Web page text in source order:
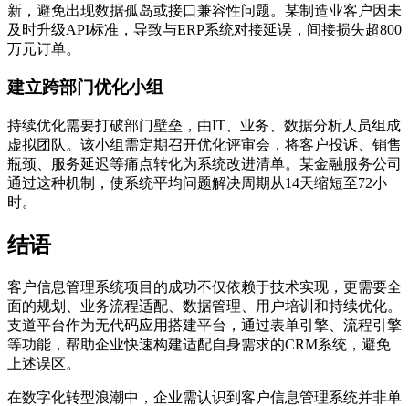
新，避免出现数据孤岛或接口兼容性问题。某制造业客户因未
及时升级API标准，导致与ERP系统对接延误，间接损失超800
万元订单。
建立跨部门优化小组
持续优化需要打破部门壁垒，由IT、业务、数据分析人员组成
虚拟团队。该小组需定期召开优化评审会，将客户投诉、销售
瓶颈、服务延迟等痛点转化为系统改进清单。某金融服务公司
通过这种机制，使系统平均问题解决周期从14天缩短至72小
时。
结语
客户信息管理系统项目的成功不仅依赖于技术实现，更需要全
面的规划、业务流程适配、数据管理、用户培训和持续优化。
支道平台作为无代码应用搭建平台，通过表单引擎、流程引擎
等功能，帮助企业快速构建适配自身需求的CRM系统，避免
上述误区。
在数字化转型浪潮中，企业需认识到客户信息管理系统并非单